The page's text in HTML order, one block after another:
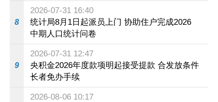
8
2026-07-31 16:40
统计局8月1日起派员上门 协助住户完成2026
中期人口统计问卷
9
2026-07-31 12:47
央积金2026年度款项明起接受提款 合发放条件
长者免办手续
2026-08-06 10:17